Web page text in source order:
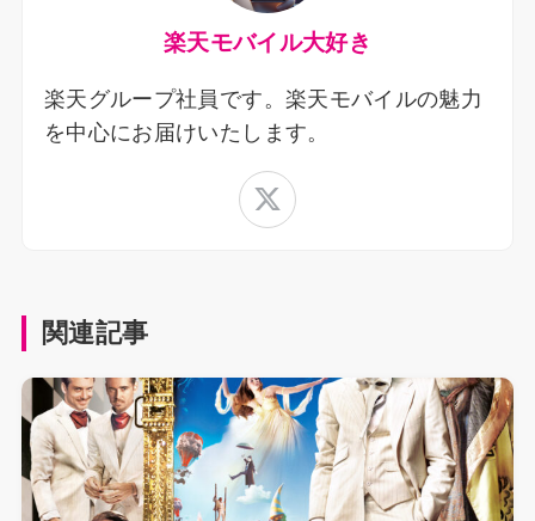
楽天モバイル大好き
楽天グループ社員です。楽天モバイルの魅力
を中心にお届けいたします。
関連記事